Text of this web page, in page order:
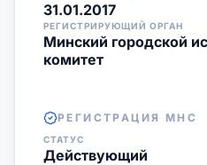
31.01.2017
РЕГИСТРИРУЮЩИЙ ОРГАН
Минский городской
комитет
РЕГИСТРАЦИЯ МНС
СТАТУС
Действующий